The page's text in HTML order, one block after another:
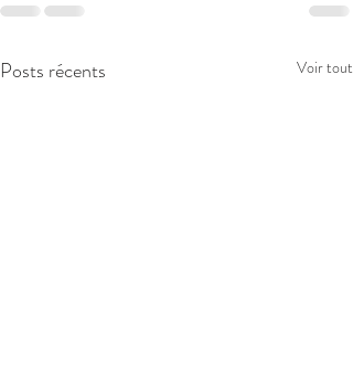
Posts récents Voir tout